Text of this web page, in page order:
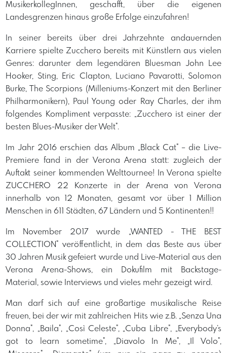
MusikerkollegInnen, geschafft, über die eigenen
Landesgrenzen hinaus große Erfolge einzufahren!
In seiner bereits über drei Jahrzehnte andauernden
Karriere spielte Zucchero bereits mit Künstlern aus vielen
Genres: darunter dem legendären Bluesman John Lee
Hooker, Sting, Eric Clapton, Luciano Pavarotti, Solomon
Burke, The Scorpions (Milleniums-Konzert mit den Berliner
Philharmonikern), Paul Young oder Ray Charles, der ihm
folgendes Kompliment verpasste: „Zucchero ist einer der
besten Blues-Musiker der Welt".
Im Jahr 2016 erschien das Album „Black Cat" – die Live-
Premiere fand in der Verona Arena statt: zugleich der
Auftakt seiner kommenden Welttournee! In Verona spielte
ZUCCHERO 22 Konzerte in der Arena von Verona
innerhalb von 12 Monaten, gesamt vor über 1 Million
Menschen in 611 Städten, 67 Ländern und 5 Kontinenten!!
Im November 2017 wurde „WANTED - THE BEST
COLLECTION" veröffentlicht, in dem das Beste aus über
30 Jahren Musik gefeiert wurde und Live-Material aus den
Verona Arena-Shows, ein Dokufilm mit Backstage-
Material, sowie Interviews und vieIes mehr gezeigt wird.
Man darf sich auf eine großartige musikalische Reise
freuen, bei der wir mit zahlreichen Hits wie z.B. „Senza Una
Donna", „Baila", „Così Celeste", „Cuba Libre", „Everybody’s
got to learn sometime", „Diavolo In Me", „Il Volo",